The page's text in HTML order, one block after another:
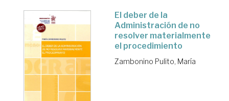
El deber de la
Administración de no
resolver materialmente
el procedimiento
Zambonino Pulito, María